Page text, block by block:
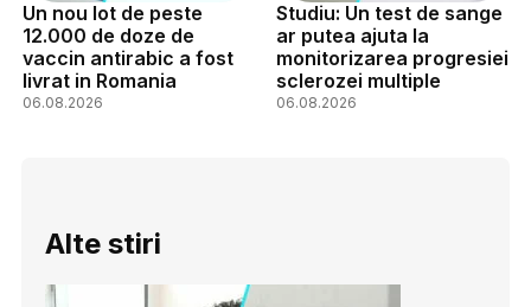
Un nou lot de peste
12.000 de doze de
vaccin antirabic a fost
livrat in Romania
06.08.2026
Studiu: Un test de sange
ar putea ajuta la
monitorizarea progresiei
sclerozei multiple
06.08.2026
Alte stiri